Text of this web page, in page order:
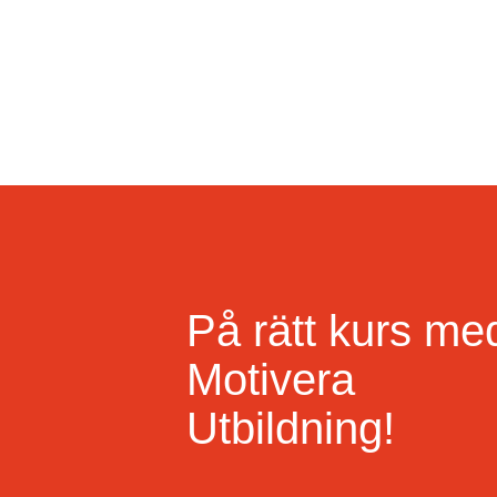
På rätt kurs
Motivera
Utbildning!